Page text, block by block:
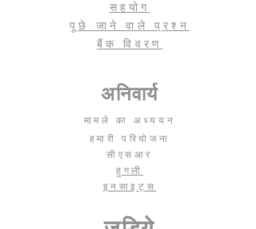
सहयोग
पूछे जाने वाले प्रश्न
बैंक विवरण
अनिवार्य
मामले का अध्ययन
हमारी परियोजना
सीएसआर
हुगली
इनसाइट्स